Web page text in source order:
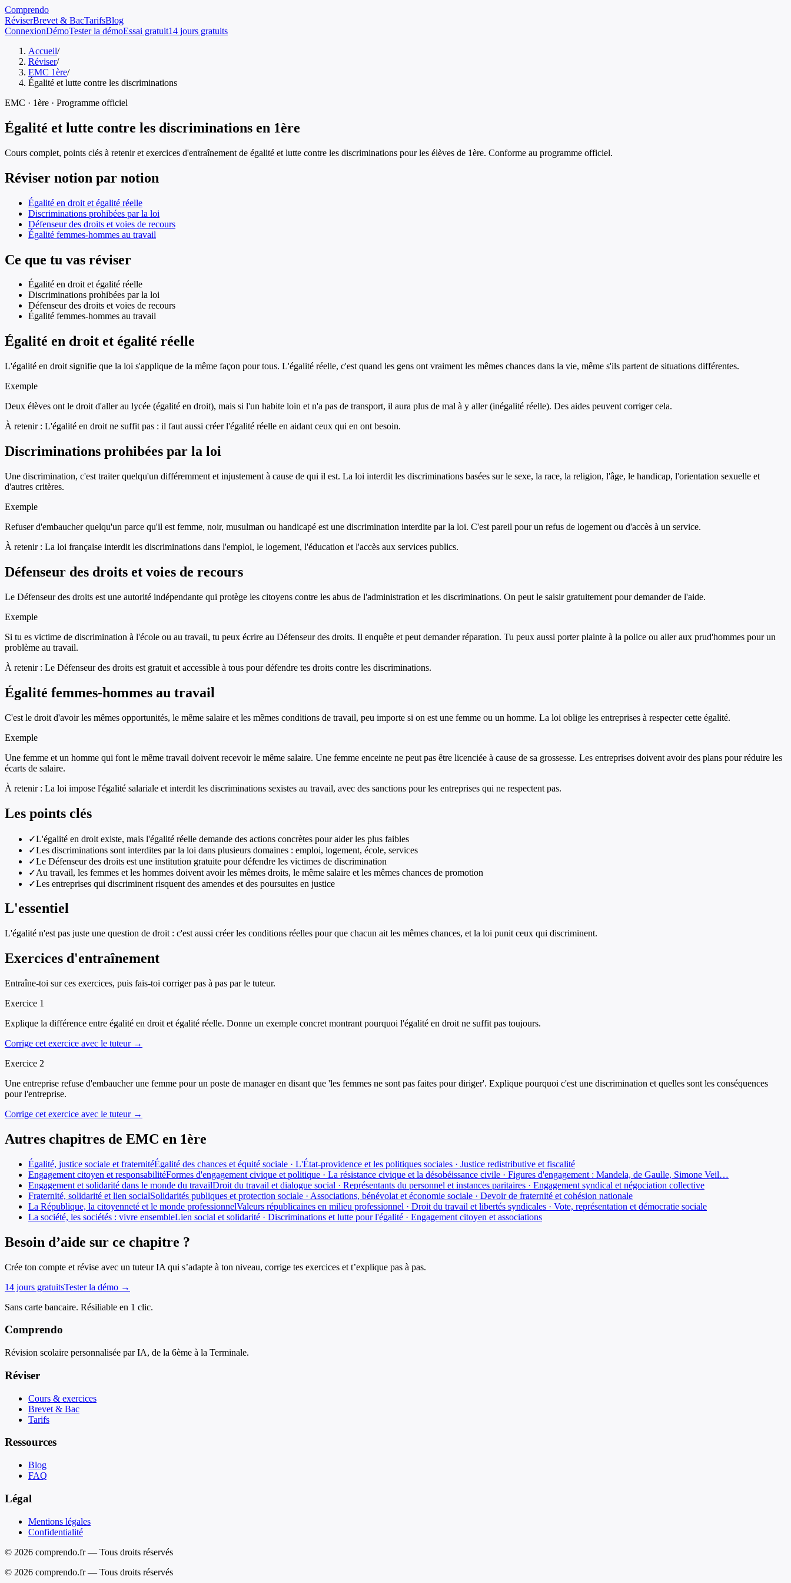
Comprendo
RéviserBrevet & BacTarifsBlog
ConnexionDémoTester la démoEssai gratuit14 jours gratuits
Accueil/
Réviser/
EMC 1ère/
Égalité et lutte contre les discriminations
EMC · 1ère · Programme officiel
Égalité et lutte contre les discriminations en 1ère
Cours complet, points clés à retenir et exercices d'entraînement de égalité et lutte contre les discriminations pour les élèves de 1ère. Conforme au programme officiel.
Réviser notion par notion
Égalité en droit et égalité réelle
Discriminations prohibées par la loi
Défenseur des droits et voies de recours
Égalité femmes-hommes au travail
Ce que tu vas réviser
Égalité en droit et égalité réelle
Discriminations prohibées par la loi
Défenseur des droits et voies de recours
Égalité femmes-hommes au travail
Égalité en droit et égalité réelle
L'égalité en droit signifie que la loi s'applique de la même façon pour tous. L'égalité réelle, c'est quand les gens ont vraiment les mêmes chances dans la vie, même s'ils partent de situations différentes.
Exemple
Deux élèves ont le droit d'aller au lycée (égalité en droit), mais si l'un habite loin et n'a pas de transport, il aura plus de mal à y aller (inégalité réelle). Des aides peuvent corriger cela.
À retenir : L'égalité en droit ne suffit pas : il faut aussi créer l'égalité réelle en aidant ceux qui en ont besoin.
Discriminations prohibées par la loi
Une discrimination, c'est traiter quelqu'un différemment et injustement à cause de qui il est. La loi interdit les discriminations basées sur le sexe, la race, la religion, l'âge, le handicap, l'orientation sexuelle et
d'autres critères.
Exemple
Refuser d'embaucher quelqu'un parce qu'il est femme, noir, musulman ou handicapé est une discrimination interdite par la loi. C'est pareil pour un refus de logement ou d'accès à un service.
À retenir : La loi française interdit les discriminations dans l'emploi, le logement, l'éducation et l'accès aux services publics.
Défenseur des droits et voies de recours
Le Défenseur des droits est une autorité indépendante qui protège les citoyens contre les abus de l'administration et les discriminations. On peut le saisir gratuitement pour demander de l'aide.
Exemple
Si tu es victime de discrimination à l'école ou au travail, tu peux écrire au Défenseur des droits. Il enquête et peut demander réparation. Tu peux aussi porter plainte à la police ou aller aux prud'hommes pour un
problème au travail.
À retenir : Le Défenseur des droits est gratuit et accessible à tous pour défendre tes droits contre les discriminations.
Égalité femmes-hommes au travail
C'est le droit d'avoir les mêmes opportunités, le même salaire et les mêmes conditions de travail, peu importe si on est une femme ou un homme. La loi oblige les entreprises à respecter cette égalité.
Exemple
Une femme et un homme qui font le même travail doivent recevoir le même salaire. Une femme enceinte ne peut pas être licenciée à cause de sa grossesse. Les entreprises doivent avoir des plans pour réduire les
écarts de salaire.
À retenir : La loi impose l'égalité salariale et interdit les discriminations sexistes au travail, avec des sanctions pour les entreprises qui ne respectent pas.
Les points clés
✓L'égalité en droit existe, mais l'égalité réelle demande des actions concrètes pour aider les plus faibles
✓Les discriminations sont interdites par la loi dans plusieurs domaines : emploi, logement, école, services
✓Le Défenseur des droits est une institution gratuite pour défendre les victimes de discrimination
✓Au travail, les femmes et les hommes doivent avoir les mêmes droits, le même salaire et les mêmes chances de promotion
✓Les entreprises qui discriminent risquent des amendes et des poursuites en justice
L'essentiel
L'égalité n'est pas juste une question de droit : c'est aussi créer les conditions réelles pour que chacun ait les mêmes chances, et la loi punit ceux qui discriminent.
Exercices d'entraînement
Entraîne-toi sur ces exercices, puis fais-toi corriger pas à pas par le tuteur.
Exercice 1
Explique la différence entre égalité en droit et égalité réelle. Donne un exemple concret montrant pourquoi l'égalité en droit ne suffit pas toujours.
Corrige cet exercice avec le tuteur →
Exercice 2
Une entreprise refuse d'embaucher une femme pour un poste de manager en disant que 'les femmes ne sont pas faites pour diriger'. Explique pourquoi c'est une discrimination et quelles sont les conséquences
pour l'entreprise.
Corrige cet exercice avec le tuteur →
Autres chapitres de EMC en 1ère
Égalité, justice sociale et fraternitéÉgalité des chances et équité sociale · L'État-providence et les politiques sociales · Justice redistributive et fiscalité
Engagement citoyen et responsabilitéFormes d'engagement civique et politique · La résistance civique et la désobéissance civile · Figures d'engagement : Mandela, de Gaulle, Simone Veil…
Engagement et solidarité dans le monde du travailDroit du travail et dialogue social · Représentants du personnel et instances paritaires · Engagement syndical et négociation collective
Fraternité, solidarité et lien socialSolidarités publiques et protection sociale · Associations, bénévolat et économie sociale · Devoir de fraternité et cohésion nationale
La République, la citoyenneté et le monde professionnelValeurs républicaines en milieu professionnel · Droit du travail et libertés syndicales · Vote, représentation et démocratie sociale
La société, les sociétés : vivre ensembleLien social et solidarité · Discriminations et lutte pour l'égalité · Engagement citoyen et associations
Besoin d’aide sur ce chapitre ?
Crée ton compte et révise avec un tuteur IA qui s’adapte à ton niveau, corrige tes exercices et t’explique pas à pas.
14 jours gratuitsTester la démo →
Sans carte bancaire. Résiliable en 1 clic.
Comprendo
Révision scolaire personnalisée par IA, de la 6ème à la Terminale.
Réviser
Cours & exercices
Brevet & Bac
Tarifs
Ressources
Blog
FAQ
Légal
Mentions légales
Confidentialité
© 2026 comprendo.fr — Tous droits réservés
© 2026 comprendo.fr — Tous droits réservés